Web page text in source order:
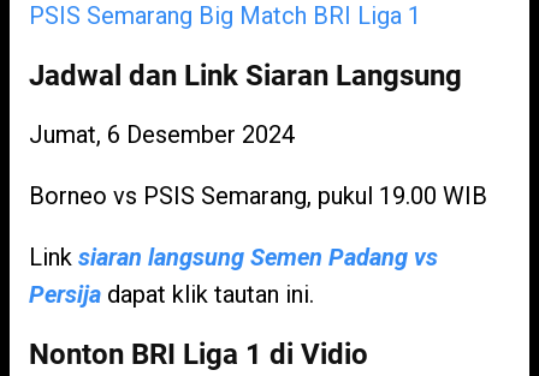
PSIS Semarang Big Match BRI Liga 1
Jadwal dan Link Siaran Langsung
Jumat, 6 Desember 2024
Borneo vs PSIS Semarang, pukul 19.00 WIB
Link siaran langsung Semen Padang vs
Persija dapat klik tautan ini.
Nonton BRI Liga 1 di Vidio